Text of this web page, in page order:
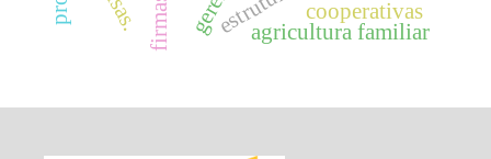
agricultura familiar
cooperativas